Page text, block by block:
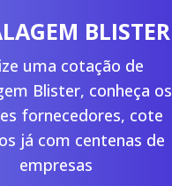
BLISTER
uma cotação de
Blister, conheça os
fornecedores, cote
já com centenas de
empresas